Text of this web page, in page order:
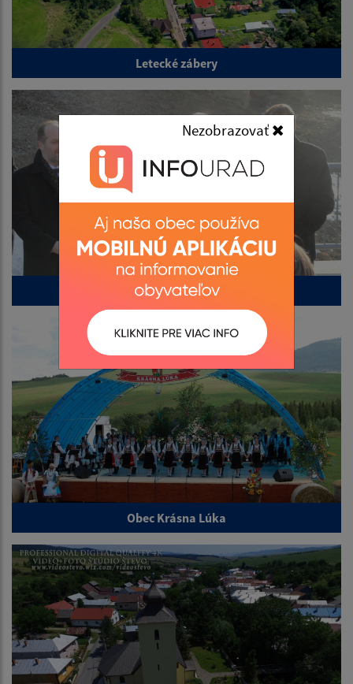
Nezobrazovať
Letecké zábery
Rekonštrukcia mosta
Obec Krásna Lúka